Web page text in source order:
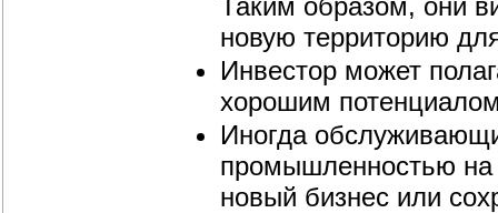
новую территорию
Инвестор может
хорошим
Иногда
промышленностью на
новый бизнес или